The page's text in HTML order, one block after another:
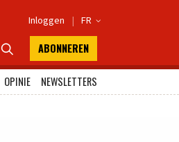
Inloggen | FR 
 ABONNEREN
OPINIE
NEWSLETTERS